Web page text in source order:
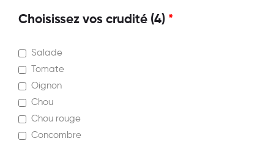
Choisissez vos crudité (4) *
Salade
Tomate
Oignon
Chou
Chou rouge
Concombre